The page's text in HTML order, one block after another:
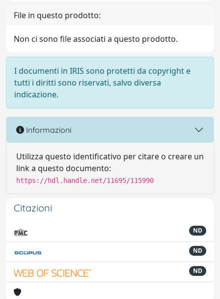
File in questo prodotto:
Non ci sono file associati a questo prodotto.
I documenti in IRIS sono protetti da copyright e
tutti i diritti sono riservati, salvo diversa
indicazione.
Informazioni
Utilizza questo identificativo per citare o creare un
link a questo documento:
https://hdl.handle.net/11695/115990
Citazioni
ND
ND
ND